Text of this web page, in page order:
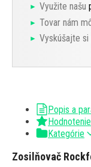
Využite našu
Tovar nám
Vyskúšajte si
Popis a
Hodnotenie
Kategórie
Zosilňovač